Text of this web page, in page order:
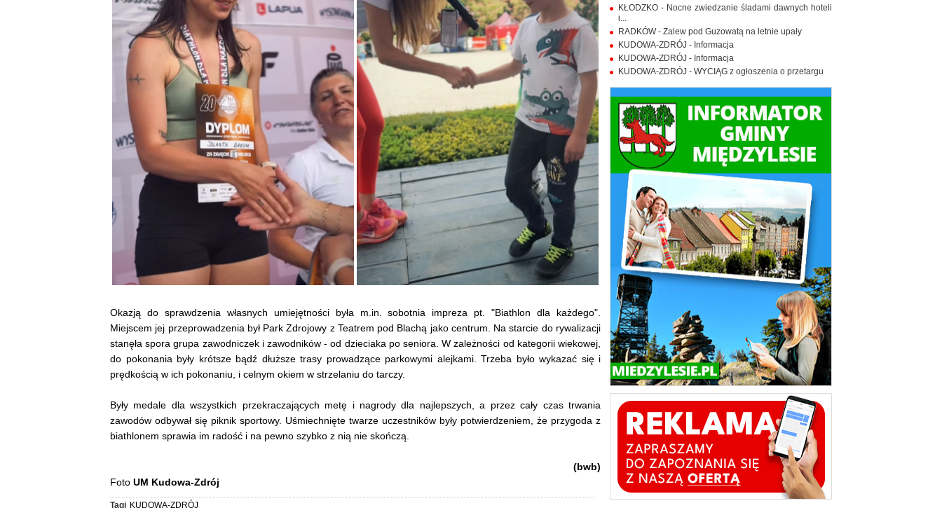
Okazją do sprawdzenia własnych umiejętności była m.in. sobotnia impreza pt. "Biathlon dla każdego".
Miejscem jej przeprowadzenia był Park Zdrojowy z Teatrem pod Blachą jako centrum. Na starcie do rywalizacji
stanęła spora grupa zawodniczek i zawodników - od dzieciaka po seniora. W zależności od kategorii wiekowej,
do pokonania były krótsze bądź dłuższe trasy prowadzące parkowymi alejkami. Trzeba było wykazać się i
prędkością w ich pokonaniu, i celnym okiem w strzelaniu do tarczy.
Były medale dla wszystkich przekraczających metę i nagrody dla najlepszych, a przez cały czas trwania
zawodów odbywał się piknik sportowy. Uśmiechnięte twarze uczestników były potwierdzeniem, że przygoda z
biathlonem sprawia im radość i na pewno szybko z nią nie skończą.
(bwb)
Foto UM Kudowa-Zdrój
Tagi KUDOWA-ZDRÓJ
KŁODZKO - Nocne zwiedzanie śladami dawnych hoteli
i...
RADKÓW - Zalew pod Guzowatą na letnie upały
KUDOWA-ZDRÓJ - Informacja
KUDOWA-ZDRÓJ - Informacja
KUDOWA-ZDRÓJ - WYCIĄG z ogłoszenia o przetargu